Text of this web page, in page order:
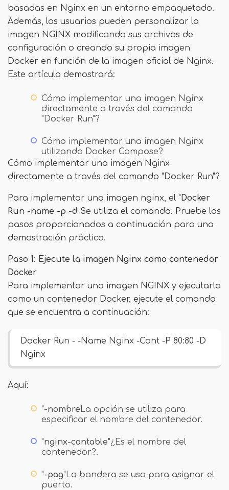
basadas en Nginx en un entorno empaquetado.
Además, los usuarios pueden personalizar la
imagen NGINX modificando sus archivos de
configuración o creando su propia imagen
Docker en función de la imagen oficial de Nginx.
Este artículo demostrará:
Cómo implementar una imagen Nginx
directamente a través del comando
"Docker Run"?
Cómo implementar una imagen Nginx
utilizando Docker Compose?
Cómo implementar una imagen Nginx
directamente a través del comando "Docker Run"?
Para implementar una imagen nginx, el "Docker
Run -name -p -d Se utiliza el comando. Pruebe los
pasos proporcionados a continuación para una
demostración práctica.
Paso 1: Ejecute la imagen Nginx como contenedor
Docker
Para implementar una imagen NGINX y ejecutarla
como un contenedor Docker, ejecute el comando
que se encuentra a continuación:
Docker Run - -Name Nginx -Cont -P 80:80 -D
Nginx
Aquí:
"-nombre La opción se utiliza para
especificar el nombre del contenedor.
"nginx-contable"¿Es el nombre del
contenedor?.
"-pag"La bandera se usa para asignar el
puerto.